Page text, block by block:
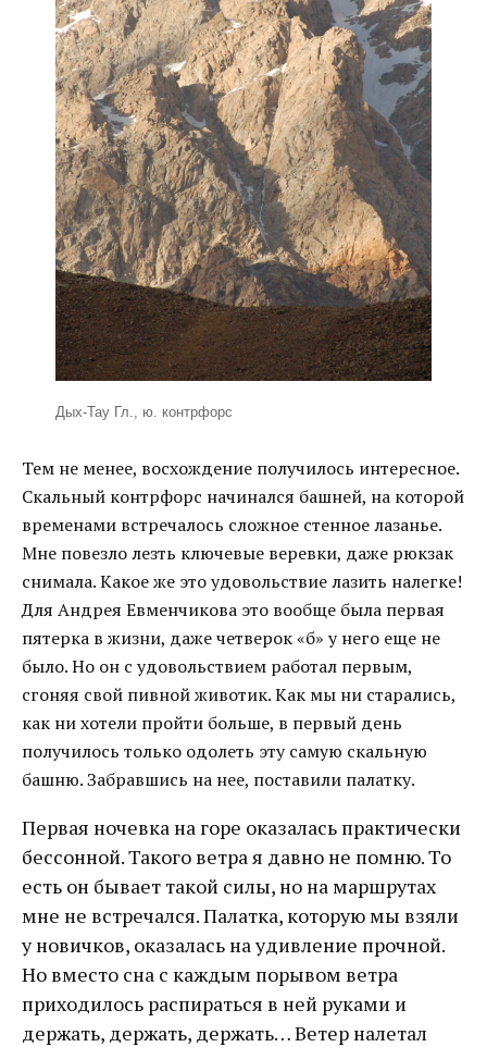
Дых-Тау Гл., ю. контрфорс
Тем не менее, восхождение получилось интересное.
Скальный контрфорс начинался башней, на которой
временами встречалось сложное стенное лазанье.
Мне повезло лезть ключевые веревки, даже рюкзак
снимала. Какое же это удовольствие лазить налегке!
Для Андрея Евменчикова это вообще была первая
пятерка в жизни, даже четверок «б» у него еще не
было. Но он с удовольствием работал первым,
сгоняя свой пивной животик. Как мы ни старались,
как ни хотели пройти больше, в первый день
получилось только одолеть эту самую скальную
башню. Забравшись на нее, поставили палатку.
Первая ночевка на горе оказалась практически
бессонной. Такого ветра я давно не помню. То
есть он бывает такой силы, но на маршрутах
мне не встречался. Палатка, которую мы взяли
у новичков, оказалась на удивление прочной.
Но вместо сна с каждым порывом ветра
приходилось распираться в ней руками и
держать, держать, держать… Ветер налетал